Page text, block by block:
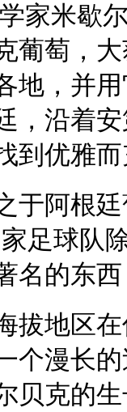
家米歇
葡萄，
地，并
，沿着
到优雅
于阿根
足球队
名的东
拔地区
个漫长
贝克的